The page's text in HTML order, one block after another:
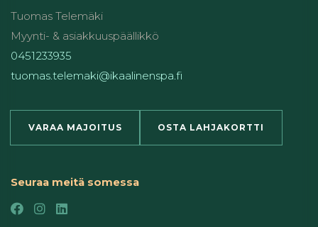
Tuomas Telemäki
Myynti- & asiakkuuspäällikkö
0451233935
tuomas.telemaki@ikaalinenspa.fi
VARAA MAJOITUS OSTA LAHJAKORTTI
Seuraa meitä somessa